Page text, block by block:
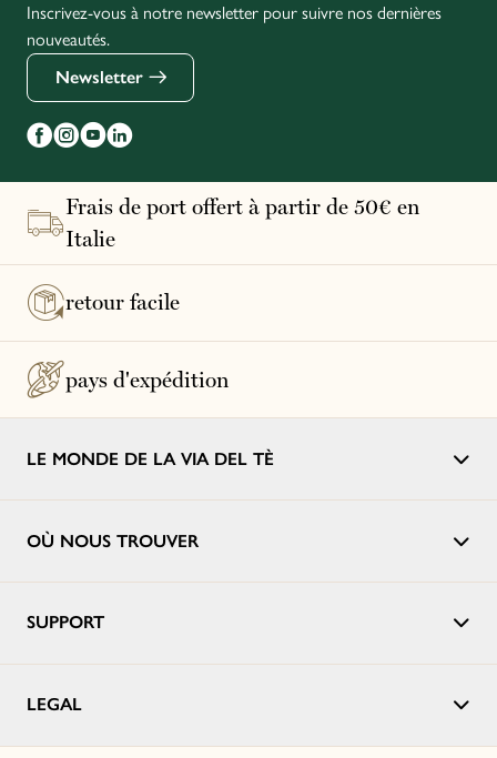
English
Inscrivez-vous à notre newsletter pour suivre nos dernières
nouveautés.
Newsletter
Frais de port offert à partir de 50€ en
Italie
retour facile
pays d'expédition
LE MONDE DE LA VIA DEL TÈ
OÙ NOUS TROUVER
SUPPORT
LEGAL